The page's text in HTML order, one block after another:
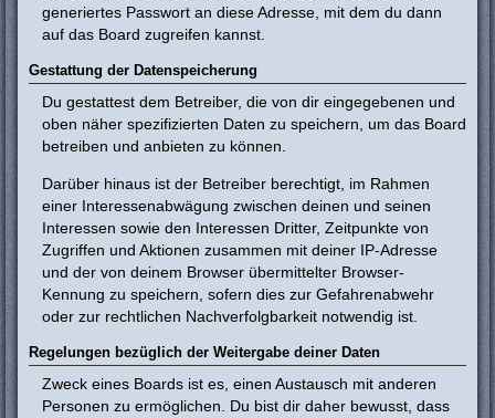
generiertes Passwort an diese Adresse, mit dem du dann
auf das Board zugreifen kannst.
Gestattung der Datenspeicherung
Du gestattest dem Betreiber, die von dir eingegebenen und
oben näher spezifizierten Daten zu speichern, um das Board
betreiben und anbieten zu können.
Darüber hinaus ist der Betreiber berechtigt, im Rahmen
einer Interessenabwägung zwischen deinen und seinen
Interessen sowie den Interessen Dritter, Zeitpunkte von
Zugriffen und Aktionen zusammen mit deiner IP-Adresse
und der von deinem Browser übermittelter Browser-
Kennung zu speichern, sofern dies zur Gefahrenabwehr
oder zur rechtlichen Nachverfolgbarkeit notwendig ist.
Regelungen bezüglich der Weitergabe deiner Daten
Zweck eines Boards ist es, einen Austausch mit anderen
Personen zu ermöglichen. Du bist dir daher bewusst, dass